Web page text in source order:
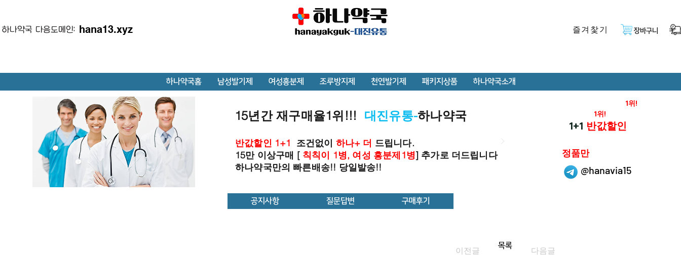
하나약국 다음도메인: hana13.xyz 즐겨찿기 장바구니
하나약국홈 남성발기제 여성흥분제 조루방지제 천연발기제 패키지상품 하나약국소개
15년간 재구매율1위!!! 대진유통-하나약국
반값할인 1+1 조건없이 하나+ 더 드립니다.
15만 이상구매 [ 칙칙이 1병, 여성 흥분제1병] 추가로 더드립니다
하나약국만의 빠른배송!! 당일발송!!
@hanavia15
1위!
1위!
1+1 반값할인
정품만
공지사항 질문답변 구매후기
이전글
목록
다음글